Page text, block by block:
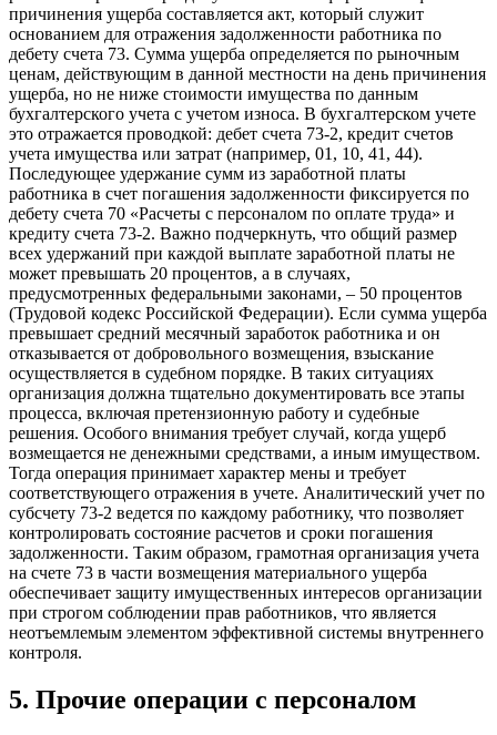
причинения ущерба составляется акт, который служит
основанием для отражения задолженности работника по
дебету счета 73. Сумма ущерба определяется по рыночным
ценам, действующим в данной местности на день причинения
ущерба, но не ниже стоимости имущества по данным
бухгалтерского учета с учетом износа. В бухгалтерском учете
это отражается проводкой: дебет счета 73-2, кредит счетов
учета имущества или затрат (например, 01, 10, 41, 44).
Последующее удержание сумм из заработной платы
работника в счет погашения задолженности фиксируется по
дебету счета 70 «Расчеты с персоналом по оплате труда» и
кредиту счета 73-2. Важно подчеркнуть, что общий размер
всех удержаний при каждой выплате заработной платы не
может превышать 20 процентов, а в случаях,
предусмотренных федеральными законами, – 50 процентов
(Трудовой кодекс Российской Федерации). Если сумма ущерба
превышает средний месячный заработок работника и он
отказывается от добровольного возмещения, взыскание
осуществляется в судебном порядке. В таких ситуациях
организация должна тщательно документировать все этапы
процесса, включая претензионную работу и судебные
решения. Особого внимания требует случай, когда ущерб
возмещается не денежными средствами, а иным имуществом.
Тогда операция принимает характер мены и требует
соответствующего отражения в учете. Аналитический учет по
субсчету 73-2 ведется по каждому работнику, что позволяет
контролировать состояние расчетов и сроки погашения
задолженности. Таким образом, грамотная организация учета
на счете 73 в части возмещения материального ущерба
обеспечивает защиту имущественных интересов организации
при строгом соблюдении прав работников, что является
неотъемлемым элементом эффективной системы внутреннего
контроля.
5. Прочие операции с персоналом